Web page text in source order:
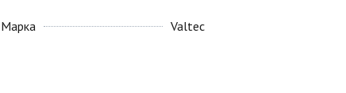
Марка Valtec